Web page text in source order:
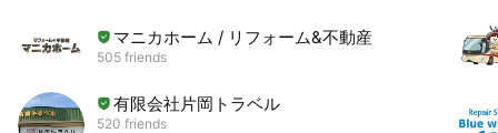
マニカホーム / リフォーム&不動産
505 friends
有限会社片岡トラベル
520 friends